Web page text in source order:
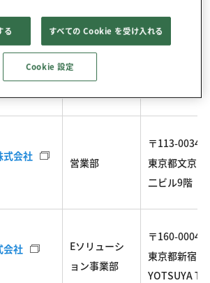
式会社 東日本営業部
式会社 営業部
〒113-0034
東京都文京
二ビル9階
会社
Eソリューシ
ョン事業部
〒160-0004
東京都新宿
YOTSUYA
る すべての Cookie を受け入れる
Cookie 設定